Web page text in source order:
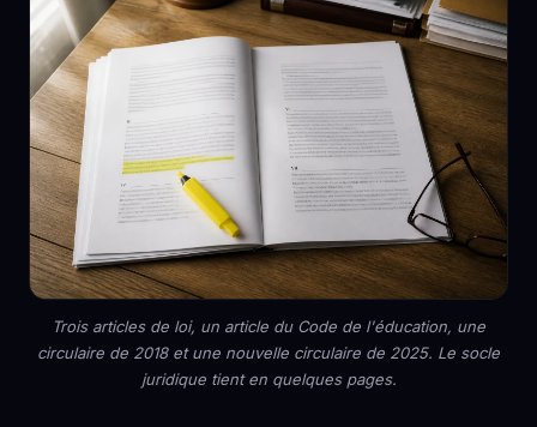
Trois articles de loi, un article du Code de l'éducation, une
circulaire de 2018 et une nouvelle circulaire de 2025. Le socle
juridique tient en quelques pages.